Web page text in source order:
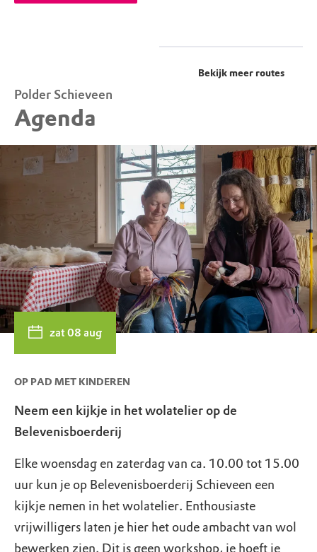
Bekijk meer routes
Polder Schieveen
Agenda
zat 08 aug
OP PAD MET KINDEREN
Neem een kijkje in het wolatelier op de
Belevenisboerderij
Elke woensdag en zaterdag van ca. 10.00 tot 15.00
uur kun je op Belevenisboerderij Schieveen een
kijkje nemen in het wolatelier. Enthousiaste
vrijwilligers laten je hier het oude ambacht van wol
bewerken zien. Dit is geen workshop, je hoeft je